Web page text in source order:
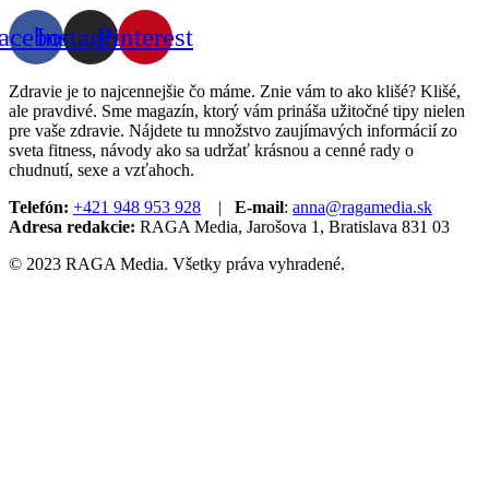
InstagramPinterest
Zdravie je to najcennejšie čo máme. Znie vám to ako klišé? Klišé,
ale pravdivé. Sme magazín, ktorý vám prináša užitočné tipy nielen
pre vaše zdravie. Nájdete tu množstvo zaujímavých informácií zo
sveta fitness, návody ako sa udržať krásnou a cenné rady o
chudnutí, sexe a vzťahoch.
Telefón: +421 948 953 928 | E-mail: anna@ragamedia.sk
Adresa redakcie: RAGA Media, Jarošova 1, Bratislava 831 03
© 2023 RAGA Media. Všetky práva vyhradené.